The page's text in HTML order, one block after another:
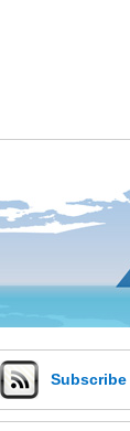
Subscribe